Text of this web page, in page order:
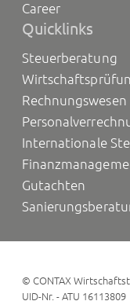
Career
Quicklinks
Steuerberatung
Rechnungswesen
Internationale
Gutachten
©CONTAX
UID-Nr. - ATU 16113809